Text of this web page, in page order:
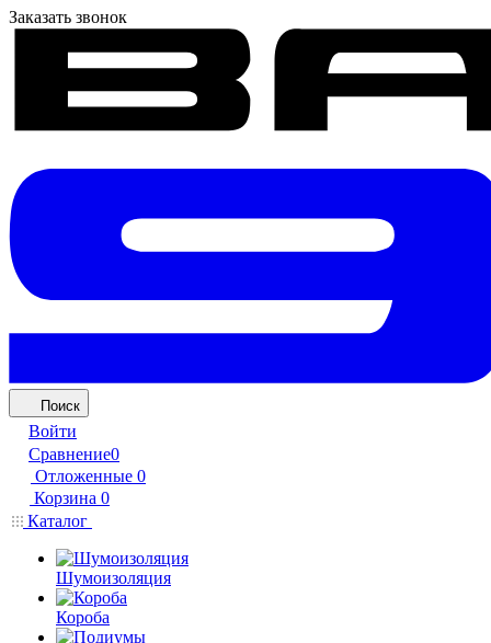
Заказать звонок
Поиск
Войти
Сравнение0
Отложенные 0
Корзина 0
Каталог
Шумоизоляция
Короба